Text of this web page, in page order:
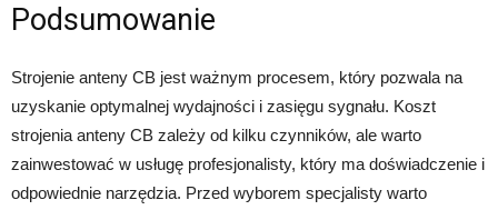
Podsumowanie
Strojenie anteny CB jest ważnym procesem, który pozwala na
uzyskanie optymalnej wydajności i zasięgu sygnału. Koszt
strojenia anteny CB zależy od kilku czynników, ale warto
zainwestować w usługę profesjonalisty, który ma doświadczenie i
odpowiednie narzędzia. Przed wyborem specjalisty warto